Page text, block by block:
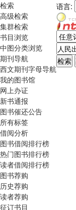
检索
高级检索
集群检索
书目浏览
中图分类浏览
期刊导航
西文期刊字母导航
我的图书馆
网上办证
新书通报
图书催还公告
所有标签
借阅分析
图书借阅排行榜
热门图书排行榜
读者借阅排行榜
图书荐购
历史荐购
读者荐购
征订书目
语言: